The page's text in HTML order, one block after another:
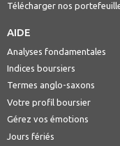
Télécharger nos
AIDE
Analyses fondamentales
Indices boursiers
Termes anglo-saxons
Votre profil boursier
Gérez vos émotions
Jours fériés